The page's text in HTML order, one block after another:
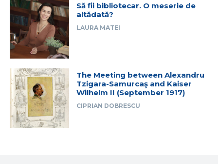
Să fii bibliotecar. O meserie de
altădată?
LAURA MATEI
The Meeting between Alexandru
Tzigara-Samurcaş and Kaiser
Wilhelm II (September 1917)
CIPRIAN DOBRESCU